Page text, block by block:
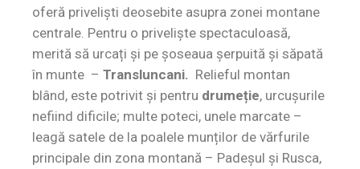
oferă priveliști deosebite asupra zonei montane
centrale. Pentru o priveliște spectaculoasă,
merită să urcați și pe șoseaua șerpuită și săpată
în munte – Transluncani. Relieful montan
blând, este potrivit și pentru drumeție, urcușurile
nefiind dificile; multe poteci, unele marcate –
leagă satele de la poalele munților de vărfurile
principale din zona montană – Padeșul și Rusca,